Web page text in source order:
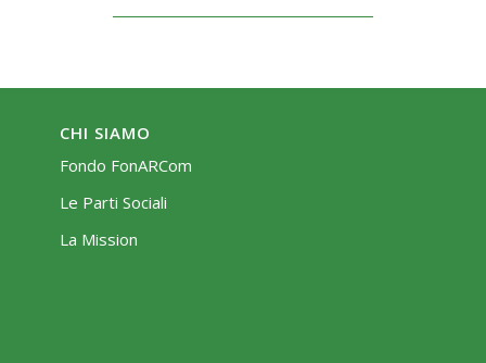
CHI SIAMO
Fondo FonARCom
Le Parti Sociali
La Mission